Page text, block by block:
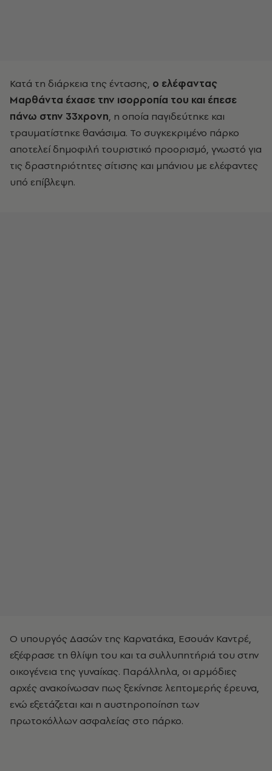
Κατά τη διάρκεια της έντασης, ο ελέφαντας
Μαρθάντα έχασε την ισορροπία του και έπεσε
πάνω στην 33χρονη, η οποία παγιδεύτηκε και
τραυματίστηκε θανάσιμα. Το συγκεκριμένο πάρκο
αποτελεί δημοφιλή τουριστικό προορισμό, γνωστό για
τις δραστηριότητες σίτισης και μπάνιου με ελέφαντες
υπό επίβλεψη.
Ο υπουργός Δασών της Καρνατάκα, Εσουάν Καντρέ,
εξέφρασε τη θλίψη του και τα συλλυπητήριά του στην
οικογένεια της γυναίκας. Παράλληλα, οι αρμόδιες
αρχές ανακοίνωσαν πως ξεκίνησε λεπτομερής έρευνα,
ενώ εξετάζεται και η αυστηροποίηση των
πρωτοκόλλων ασφαλείας στο πάρκο.